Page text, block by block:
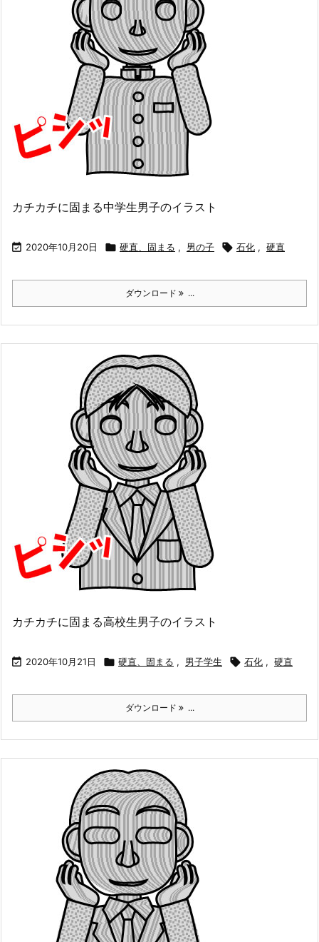
カチカチに固まる中学生男子のイラスト
 2020年10月20日  硬直、固まる , 男の子  石化 , 硬直
ダウンロード ...
カチカチに固まる高校生男子のイラスト
 2020年10月21日  硬直、固まる , 男子学生  石化 , 硬直
ダウンロード ...